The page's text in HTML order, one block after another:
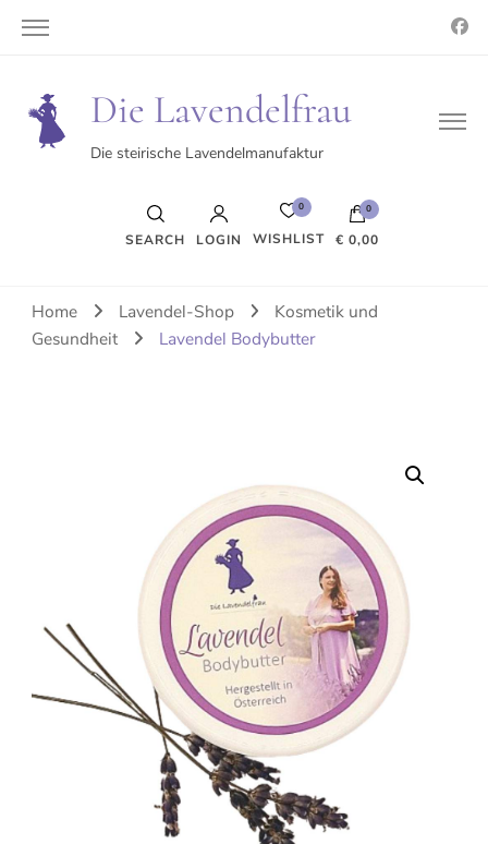
Die Lavendelfrau
Die steirische Lavendelmanufaktur
SEARCH LOGIN
0
WISHLIST
0
€ 0,00
Es befinden sich keine Produkte im Warenkorb.
Home Lavendel-Shop
Kosmetik und
Gesundheit
Lavendel Bodybutter